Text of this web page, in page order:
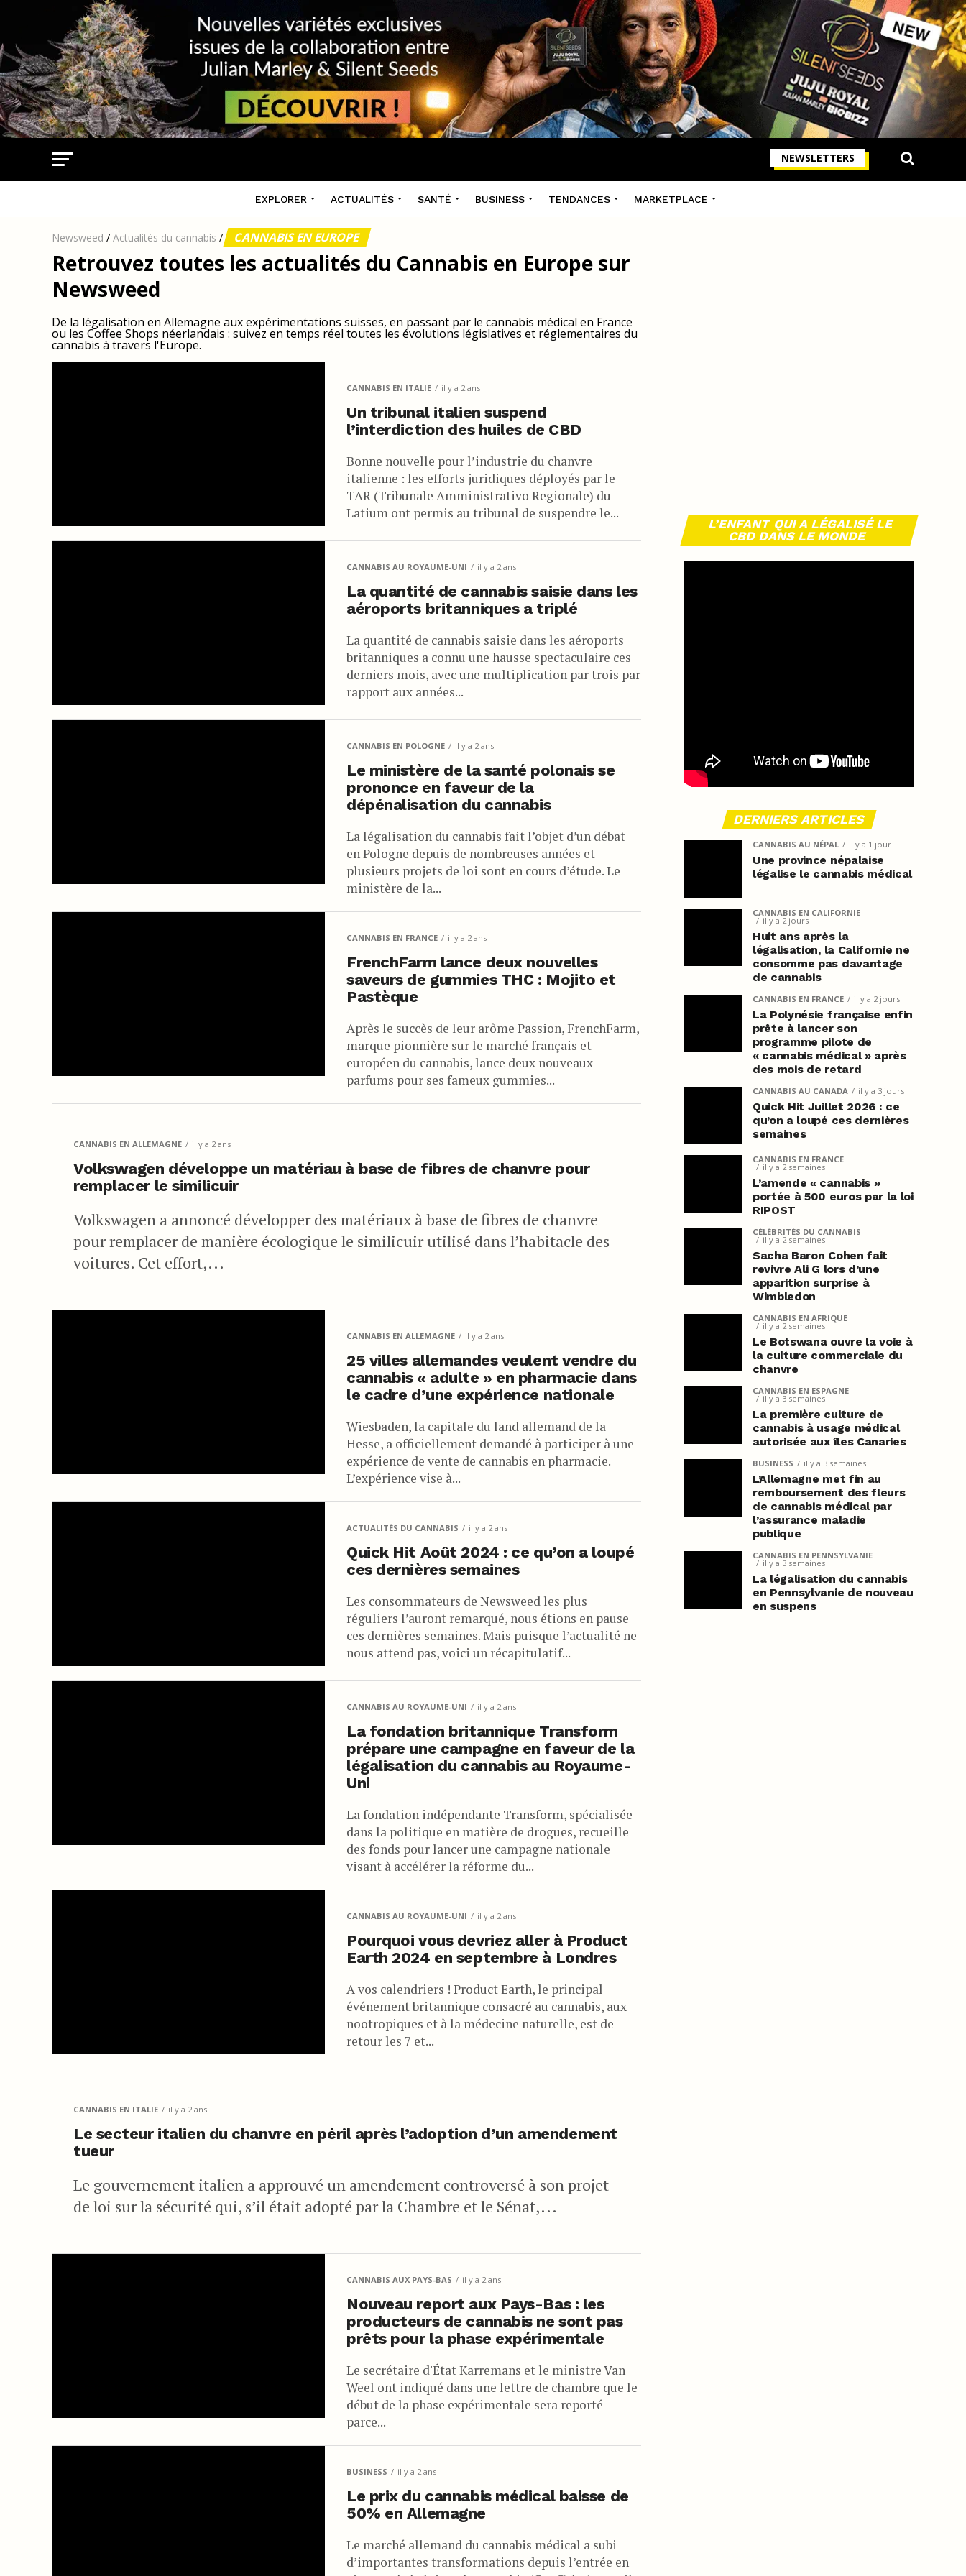
NEWSLETTERS
EXPLORER ACTUALITÉS SANTÉ BUSINESS TENDANCES MARKETPLACE
Newsweed / Actualités du cannabis / CANNABIS EN EUROPE
Retrouvez toutes les actualités du Cannabis en Europe sur
Newsweed
De la légalisation en Allemagne aux expérimentations suisses, en passant par le cannabis médical en France
ou les Coffee Shops néerlandais : suivez en temps réel toutes les évolutions législatives et réglementaires du
cannabis à travers l'Europe.
CANNABIS EN ITALIE il y a 2 ans
Un tribunal italien suspend
l’interdiction des huiles de CBD
Bonne nouvelle pour l’industrie du chanvre
italienne : les efforts juridiques déployés par le
TAR (Tribunale Amministrativo Regionale) du
Latium ont permis au tribunal de suspendre le...
CANNABIS AU ROYAUME-UNI il y a 2 ans
La quantité de cannabis saisie dans les
aéroports britanniques a triplé
La quantité de cannabis saisie dans les aéroports
britanniques a connu une hausse spectaculaire ces
derniers mois, avec une multiplication par trois par
rapport aux années...
CANNABIS EN POLOGNE il y a 2 ans
Le ministère de la santé polonais se
prononce en faveur de la
dépénalisation du cannabis
La légalisation du cannabis fait l’objet d’un débat
en Pologne depuis de nombreuses années et
plusieurs projets de loi sont en cours d’étude. Le
ministère de la...
CANNABIS EN FRANCE il y a 2 ans
FrenchFarm lance deux nouvelles
saveurs de gummies THC : Mojito et
Pastèque
Après le succès de leur arôme Passion, FrenchFarm,
marque pionnière sur le marché français et
européen du cannabis, lance deux nouveaux
parfums pour ses fameux gummies...
CANNABIS EN ALLEMAGNE il y a 2 ans
Volkswagen développe un matériau à base de fibres de chanvre pour
remplacer le similicuir
Volkswagen a annoncé développer des matériaux à base de fibres de chanvre
pour remplacer de manière écologique le similicuir utilisé dans l’habitacle des
voitures. Cet effort,...
CANNABIS EN ALLEMAGNE il y a 2 ans
25 villes allemandes veulent vendre du
cannabis « adulte » en pharmacie dans
le cadre d’une expérience nationale
Wiesbaden, la capitale du land allemand de la
Hesse, a officiellement demandé à participer à une
expérience de vente de cannabis en pharmacie.
L’expérience vise à...
ACTUALITÉS DU CANNABIS il y a 2 ans
Quick Hit Août 2024 : ce qu’on a loupé
ces dernières semaines
Les consommateurs de Newsweed les plus
réguliers l’auront remarqué, nous étions en pause
ces dernières semaines. Mais puisque l’actualité ne
nous attend pas, voici un récapitulatif...
CANNABIS AU ROYAUME-UNI il y a 2 ans
La fondation britannique Transform
prépare une campagne en faveur de la
légalisation du cannabis au Royaume-
Uni
La fondation indépendante Transform, spécialisée
dans la politique en matière de drogues, recueille
des fonds pour lancer une campagne nationale
visant à accélérer la réforme du...
CANNABIS AU ROYAUME-UNI il y a 2 ans
Pourquoi vous devriez aller à Product
Earth 2024 en septembre à Londres
A vos calendriers ! Product Earth, le principal
événement britannique consacré au cannabis, aux
nootropiques et à la médecine naturelle, est de
retour les 7 et...
CANNABIS EN ITALIE il y a 2 ans
Le secteur italien du chanvre en péril après l’adoption d’un amendement
tueur
Le gouvernement italien a approuvé un amendement controversé à son projet
de loi sur la sécurité qui, s’il était adopté par la Chambre et le Sénat,...
CANNABIS AUX PAYS-BAS il y a 2 ans
Nouveau report aux Pays-Bas : les
producteurs de cannabis ne sont pas
prêts pour la phase expérimentale
Le secrétaire d'État Karremans et le ministre Van
Weel ont indiqué dans une lettre de chambre que le
début de la phase expérimentale sera reporté
parce...
BUSINESS il y a 2 ans
Le prix du cannabis médical baisse de
50% en Allemagne
Le marché allemand du cannabis médical a subi
d’importantes transformations depuis l’entrée en
L’ENFANT QUI A LÉGALISÉ LE
CBD DANS LE MONDE
DERNIERS ARTICLES
CANNABIS AU NÉPAL il y a 1 jour
Une province népalaise
légalise le cannabis médical
CANNABIS EN CALIFORNIE
il y a 2 jours
Huit ans après la
légalisation, la Californie ne
consomme pas davantage
de cannabis
CANNABIS EN FRANCE il y a 2 jours
La Polynésie française enfin
prête à lancer son
programme pilote de
« cannabis médical » après
des mois de retard
CANNABIS AU CANADA il y a 3 jours
Quick Hit Juillet 2026 : ce
qu’on a loupé ces dernières
semaines
CANNABIS EN FRANCE
il y a 2 semaines
L’amende « cannabis »
portée à 500 euros par la loi
RIPOST
CÉLÉBRITÉS DU CANNABIS
il y a 2 semaines
Sacha Baron Cohen fait
revivre Ali G lors d’une
apparition surprise à
Wimbledon
CANNABIS EN AFRIQUE
il y a 2 semaines
Le Botswana ouvre la voie à
la culture commerciale du
chanvre
CANNABIS EN ESPAGNE
il y a 3 semaines
La première culture de
cannabis à usage médical
autorisée aux îles Canaries
BUSINESS il y a 3 semaines
L’Allemagne met fin au
remboursement des fleurs
de cannabis médical par
l’assurance maladie
publique
CANNABIS EN PENNSYLVANIE
il y a 3 semaines
La légalisation du cannabis
en Pennsylvanie de nouveau
en suspens